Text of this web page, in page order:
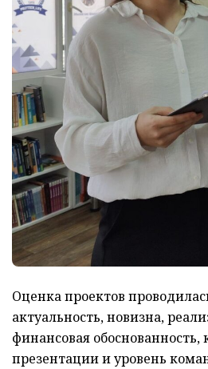
Оценка проектов
актуальность, новизна,
финансовая обоснованность,
презентации и уровень